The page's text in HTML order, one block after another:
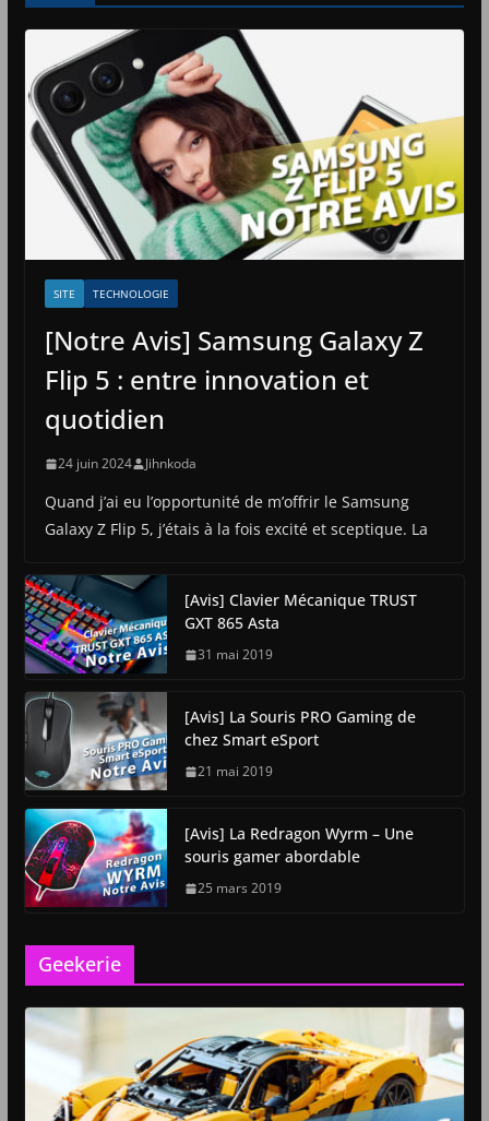
SITE TECHNOLOGIE
[Notre Avis] Samsung Galaxy Z
Flip 5 : entre innovation et
quotidien
24 juin 2024 Jihnkoda
Quand j’ai eu l’opportunité de m’offrir le Samsung
Galaxy Z Flip 5, j’étais à la fois excité et sceptique. La
[Avis] Clavier Mécanique TRUST
GXT 865 Asta
31 mai 2019
[Avis] La Souris PRO Gaming de
chez Smart eSport
21 mai 2019
[Avis] La Redragon Wyrm – Une
souris gamer abordable
25 mars 2019
Geekerie